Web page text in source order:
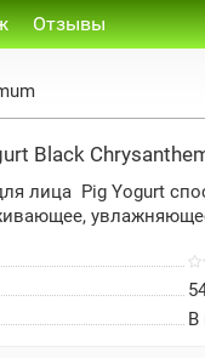
Отзывы
Black
лица Pig Yogurt
В